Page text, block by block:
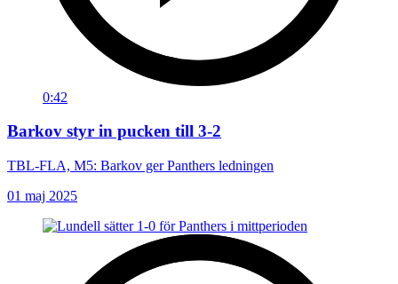
0:42
Barkov styr in pucken till 3-2
TBL-FLA, M5: Barkov ger Panthers ledningen
01 maj 2025